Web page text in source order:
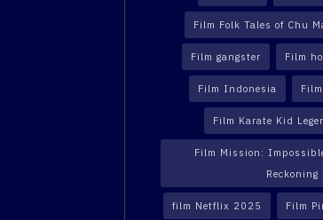
Film Folk Tales of Chu
Film gangster Film
Film Indonesia
Film Karate Kid
Film Mission:
Reckoning
film Netflix 2025 Film